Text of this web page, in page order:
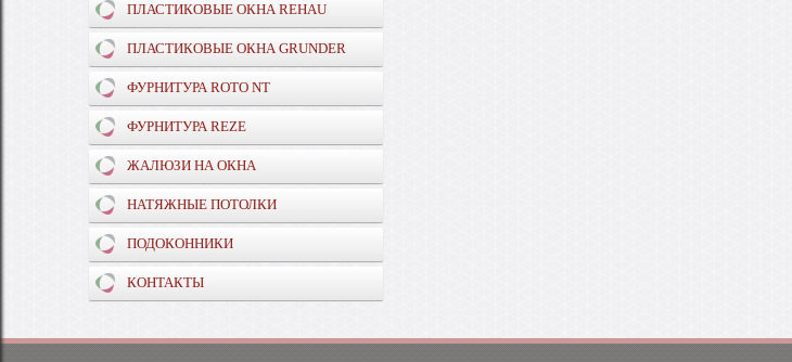
ПЛАСТИКОВЫЕ ОКНА REHAU
ПЛАСТИКОВЫЕ ОКНА GRUNDER
ФУРНИТУРА ROTO NT
ФУРНИТУРА REZE
ЖАЛЮЗИ НА ОКНА
НАТЯЖНЫЕ ПОТОЛКИ
ПОДОКОННИКИ
КОНТАКТЫ